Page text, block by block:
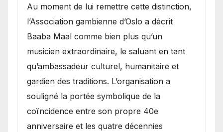
​Au moment de lui remettre cette distinction,
l’Association gambienne d’Oslo a décrit
Baaba Maal comme bien plus qu’un
musicien extraordinaire, le saluant en tant
qu’ambassadeur culturel, humanitaire et
gardien des traditions. L’organisation a
souligné la portée symbolique de la
coïncidence entre son propre 40e
anniversaire et les quatre décennies